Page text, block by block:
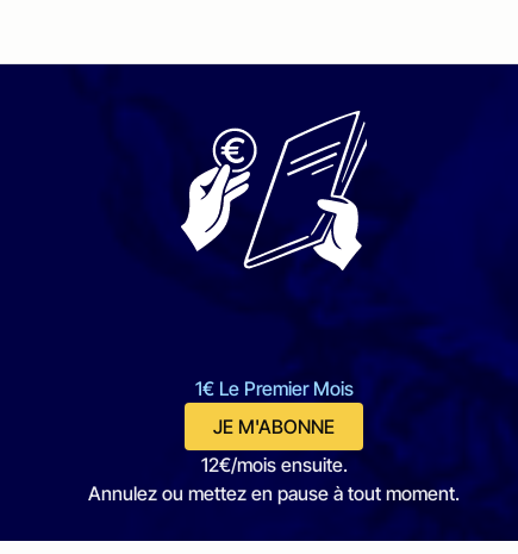
1€ Le Premier Mois
JE M'ABONNE
12€/mois ensuite.
Annulez ou mettez en pause à tout moment.